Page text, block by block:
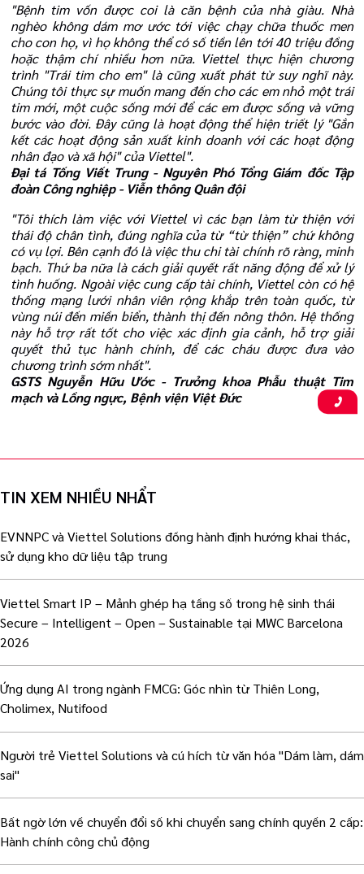
"Bệnh tim vốn được coi là căn bệnh của nhà giàu. Nhà
nghèo không dám mơ ước tới việc chạy chữa thuốc men
cho con họ, vì họ không thể có số tiền lên tới 40 triệu đồng
hoặc thậm chí nhiều hơn nữa. Viettel thực hiện chương
trình "Trái tim cho em" là cũng xuất phát từ suy nghĩ này.
Chúng tôi thực sự muốn mang đến cho các em nhỏ một trái
tim mới, một cuộc sống mới để các em được sống và vững
bước vào đời. Đây cũng là hoạt động thể hiện triết lý "Gắn
kết các hoạt động sản xuất kinh doanh với các hoạt động
nhân đạo và xã hội" của Viettel".
Đại tá Tống Viết Trung - Nguyên Phó Tổng Giám đốc Tập
đoàn Công nghiệp - Viễn thông Quân đội
"Tôi thích làm việc với Viettel vì các bạn làm từ thiện với
thái độ chân tình, đúng nghĩa của từ “từ thiện” chứ không
có vụ lợi. Bên cạnh đó là việc thu chi tài chính rõ ràng, minh
bạch. Thứ ba nữa là cách giải quyết rất năng động để xử lý
tình huống. Ngoài việc cung cấp tài chính, Viettel còn có hệ
thống mạng lưới nhân viên rộng khắp trên toàn quốc, từ
vùng núi đến miền biển, thành thị đến nông thôn. Hệ thống
này hỗ trợ rất tốt cho việc xác định gia cảnh, hỗ trợ giải
quyết thủ tục hành chính, để các cháu được đưa vào
chương trình sớm nhất".
GSTS Nguyễn Hữu Ước - Trưởng khoa Phẫu thuật Tim
mạch và Lồng ngực, Bệnh viện Việt Đức
TIN XEM NHIỀU NHẨT
EVNNPC và Viettel Solutions đồng hành định hướng khai thác,
sử dụng kho dữ liệu tập trung
Viettel Smart IP – Mảnh ghép hạ tầng số trong hệ sinh thái
Secure – Intelligent – Open – Sustainable tại MWC Barcelona
2026
Ứng dụng AI trong ngành FMCG: Góc nhìn từ Thiên Long,
Cholimex, Nutifood
Người trẻ Viettel Solutions và cú hích từ văn hóa "Dám làm, dám
sai"
Bất ngờ lớn về chuyển đổi số khi chuyển sang chính quyền 2 cấp:
Hành chính công chủ động